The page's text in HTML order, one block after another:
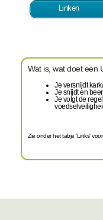
Linken
Wat is, wat doet een
Je versnijdt
Je snijdt en
Je volgt de
Zie onder het tabje 'Links'